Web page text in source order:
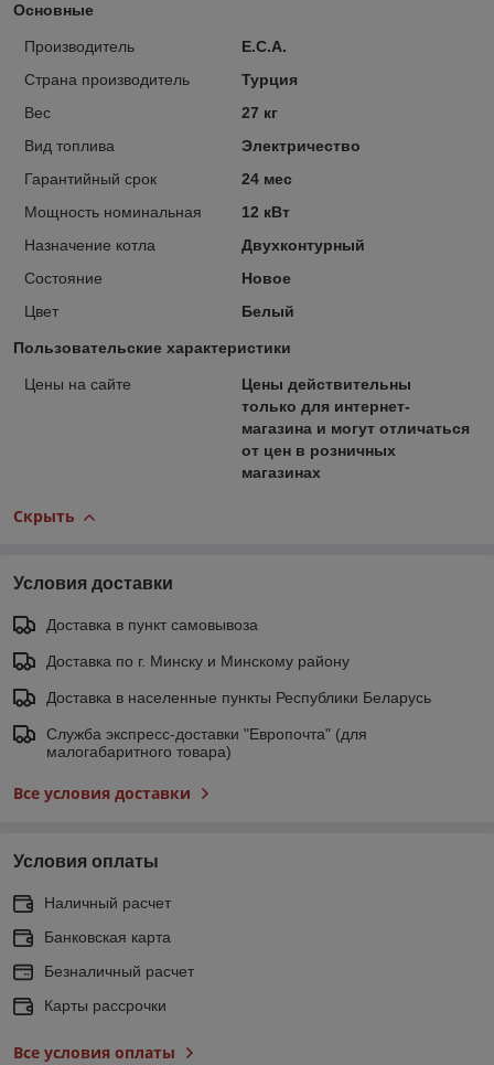
Основные
Производитель
E.C.A.
Страна производитель
Турция
Вес
27 кг
Вид топлива
Электричество
Гарантийный срок
24 мес
Мощность номинальная
12 кВт
Назначение котла
Двухконтурный
Состояние
Новое
Цвет
Белый
Пользовательские характеристики
Цены на сайте
Цены действительны
только для интернет-
магазина и могут отличаться
от цен в розничных
магазинах
Скрыть
Условия доставки
Доставка в пункт самовывоза
Доставка по г. Минску и Минскому району
Доставка в населенные пункты Республики Беларусь
Служба экспресс-доставки "Европочта" (для
малогабаритного товара)
Все условия доставки
Условия оплаты
Наличный расчет
Банковская карта
Безналичный расчет
Карты рассрочки
Все условия оплаты